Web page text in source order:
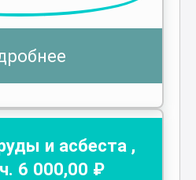
и асбеста ,
6 000,00 ₽